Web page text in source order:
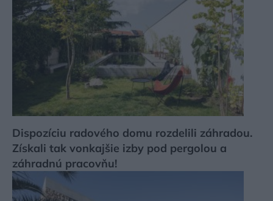
Dispozíciu radového domu rozdelili záhradou.
Získali tak vonkajšie izby pod pergolou a
záhradnú pracovňu!